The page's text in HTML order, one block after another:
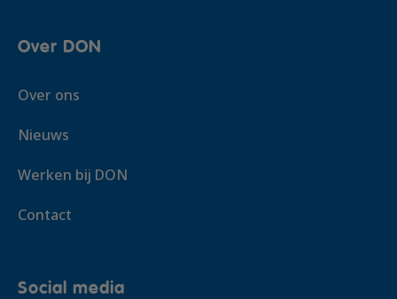
Over DON
Over ons
Nieuws
Werken bij DON
Contact
Social media